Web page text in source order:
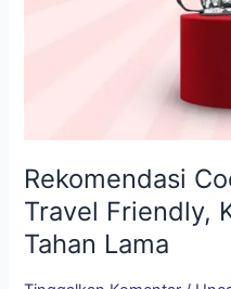
Rekomendasi
Travel Friendly,
Tahan Lama